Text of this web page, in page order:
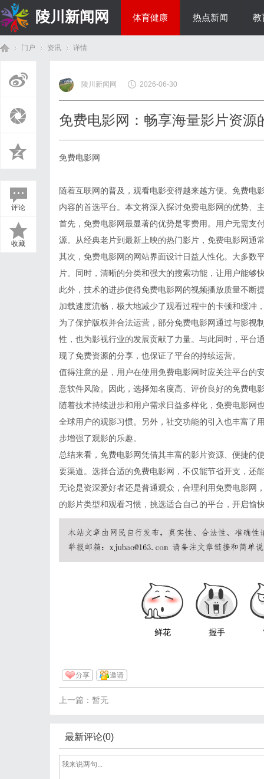
陵川新闻网 体育健康 热点新闻 教
门户 资讯
›
详情
评论
收藏
陵川新闻网 2026-06-30
免费电影网：畅享海量影片资源
免费电影网
随着互联网的普及，观看电影变得越来越方便。免费电
内容的首选平台。本文将深入探讨免费电影网的优势、
首先，免费电影网最显著的优势是零费用。用户无需支
源。从经典老片到最新上映的热门影片，免费电影网通
其次，免费电影网的网站界面设计日益人性化。大多数
片。同时，清晰的分类和强大的搜索功能，让用户能够
此外，技术的进步使得免费电影网的视频播放质量不断
加载速度流畅，极大地减少了观看过程中的卡顿和缓冲
为了保护版权并合法运营，部分免费电影网通过与影视
性，也为影视行业的发展贡献了力量。与此同时，平台
现了免费资源的分享，也保证了平台的持续运营。
值得注意的是，用户在使用免费电影网时应关注平台的
意软件风险。因此，选择知名度高、评价良好的免费电
随着技术持续进步和用户需求日益多样化，免费电影网
全球用户的观影习惯。另外，社交功能的引入也丰富了
步增强了观影的乐趣。
总结来看，免费电影网凭借其丰富的影片资源、便捷的
要渠道。选择合适的免费电影网，不仅能节省开支，还
无论是资深爱好者还是普通观众，合理利用免费电影网
的影片类型和观看习惯，挑选适合自己的平台，开启愉
鲜花 握手
分享 邀请
上一篇：暂无
最新评论(0)